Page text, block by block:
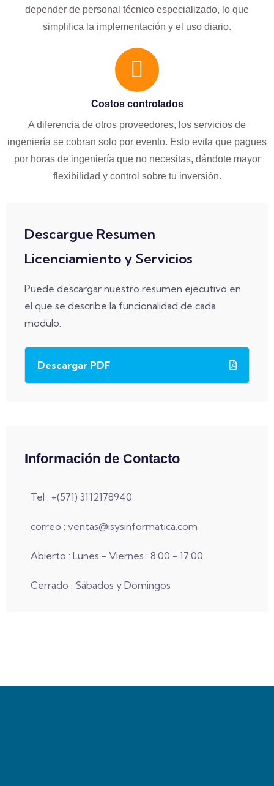
depender de personal técnico especializado, lo que
simplifica la implementación y el uso diario.
Costos controlados
A diferencia de otros proveedores, los servicios de
ingeniería se cobran solo por evento. Esto evita que pagues
por horas de ingeniería que no necesitas, dándote mayor
flexibilidad y control sobre tu inversión.
Descargue Resumen
Licenciamiento y Servicios
Puede descargar nuestro resumen ejecutivo en
el que se describe la funcionalidad de cada
modulo.
Descargar PDF
Información de Contacto
Tel : +(571) 3112178940
correo : ventas@isysinformatica.com
Abierto : Lunes - Viernes : 8:00 - 17:00
Cerrado : Sábados y Domingos